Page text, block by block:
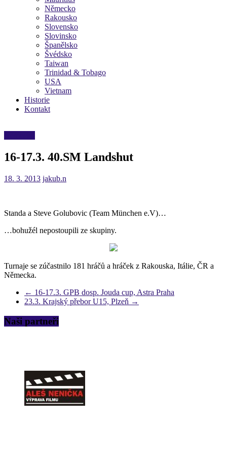
Německo
Rakousko
Slovensko
Slovinsko
Španělsko
Švédsko
Taiwan
Trinidad & Tobago
USA
Vietnam
Historie
Kontakt
16-17.3. 40.SM Landshut
18. 3. 2013 jakub.n
Standa a Steve Golubovic (Team München e.V)…
…bohužél nepostoupili ze skupiny.
Turnaje se zúčastnilo 181 hráčů a hráček z Rakouska, Itálie, ČR a
Německa.
← 16-17.3. GPB dosp. Jouda cup, Astra Praha
23.3. Krajský přebor U15, Plzeň →
Naši partneři